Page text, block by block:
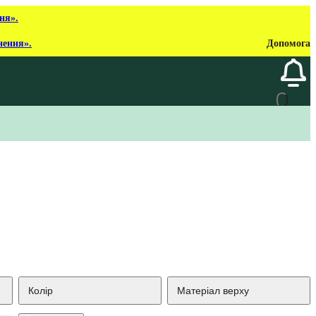
Допомога
Колір Матеріал верху